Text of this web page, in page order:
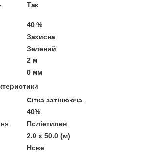
Так
40 %
Захисна
Зелений
2 м
0 мм
Сітка затінююча
40%
Поліетилен
2.0 х 50.0 (м)
Нове